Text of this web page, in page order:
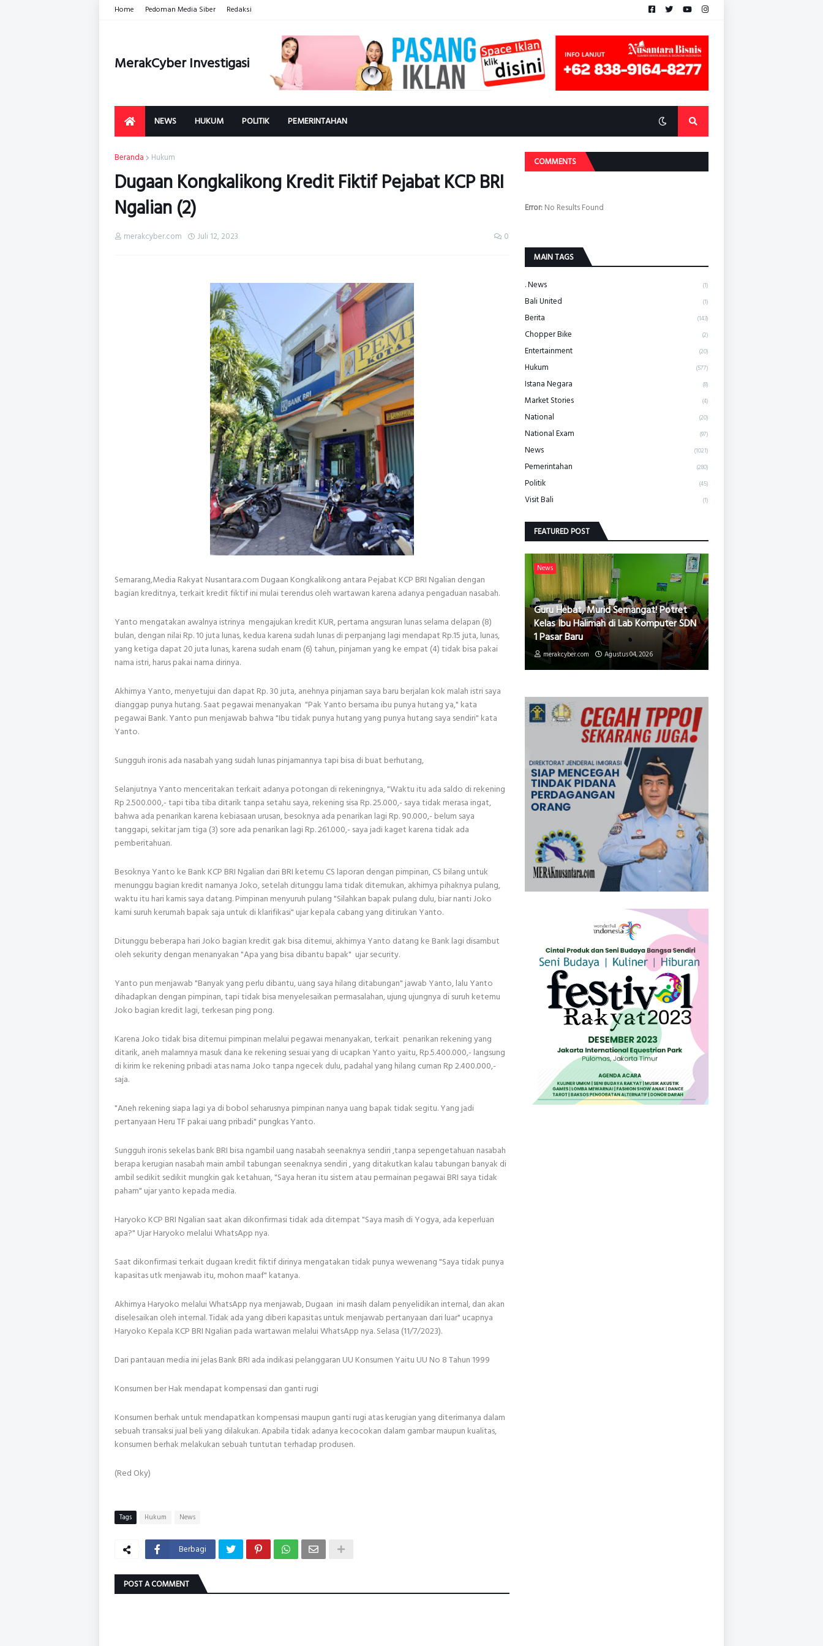
Home Pedoman Media Siber Redaksi
MerakCyber Investigasi
NEWS HUKUM POLITIK PEMERINTAHAN
Beranda Hukum
Dugaan Kongkalikong Kredit Fiktif Pejabat KCP BRI
Ngalian (2)
merakcyber.com Juli 12, 2023 0
Semarang,Media Rakyat Nusantara.com Dugaan Kongkalikong antara Pejabat KCP BRI Ngalian dengan
bagian kreditnya, terkait kredit fiktif ini mulai terendus oleh wartawan karena adanya pengaduan nasabah.
Yanto mengatakan awalnya istrinya mengajukan kredit KUR, pertama angsuran lunas selama delapan (8)
bulan, dengan nilai Rp. 10 juta lunas, kedua karena sudah lunas di perpanjang lagi mendapat Rp.15 juta, lunas,
yang ketiga dapat 20 juta lunas, karena sudah enam (6) tahun, pinjaman yang ke empat (4) tidak bisa pakai
nama istri, harus pakai nama dirinya.
Akhirnya Yanto, menyetujui dan dapat Rp. 30 juta, anehnya pinjaman saya baru berjalan kok malah istri saya
dianggap punya hutang. Saat pegawai menanyakan "Pak Yanto bersama ibu punya hutang ya," kata
pegawai Bank. Yanto pun menjawab bahwa "Ibu tidak punya hutang yang punya hutang saya sendiri" kata
Yanto.
Sungguh ironis ada nasabah yang sudah lunas pinjamannya tapi bisa di buat berhutang,
Selanjutnya Yanto menceritakan terkait adanya potongan di rekeningnya, "Waktu itu ada saldo di rekening
Rp 2.500.000,- tapi tiba tiba ditarik tanpa setahu saya, rekening sisa Rp. 25.000,- saya tidak merasa ingat,
bahwa ada penarikan karena kebiasaan urusan, besoknya ada penarikan lagi Rp. 90.000,- belum saya
tanggapi, sekitar jam tiga (3) sore ada penarikan lagi Rp. 261.000,- saya jadi kaget karena tidak ada
pemberitahuan.
Besoknya Yanto ke Bank KCP BRI Ngalian dari BRI ketemu CS laporan dengan pimpinan, CS bilang untuk
menunggu bagian kredit namanya Joko, setelah ditunggu lama tidak ditemukan, akhirnya pihaknya pulang,
waktu itu hari kamis saya datang. Pimpinan menyuruh pulang "Silahkan bapak pulang dulu, biar nanti Joko
kami suruh kerumah bapak saja untuk di klarifikasi" ujar kepala cabang yang ditirukan Yanto.
Ditunggu beberapa hari Joko bagian kredit gak bisa ditemui, akhirnya Yanto datang ke Bank lagi disambut
oleh sekurity dengan menanyakan "Apa yang bisa dibantu bapak" ujar security.
Yanto pun menjawab "Banyak yang perlu dibantu, uang saya hilang ditabungan" jawab Yanto, lalu Yanto
dihadapkan dengan pimpinan, tapi tidak bisa menyelesaikan permasalahan, ujung ujungnya di suruh ketemu
Joko bagian kredit lagi, terkesan ping pong.
Karena Joko tidak bisa ditemui pimpinan melalui pegawai menanyakan, terkait penarikan rekening yang
ditarik, aneh malamnya masuk dana ke rekening sesuai yang di ucapkan Yanto yaitu, Rp.5.400.000,- langsung
di kirim ke rekening pribadi atas nama Joko tanpa ngecek dulu, padahal yang hilang cuman Rp 2.400.000,-
saja.
"Aneh rekening siapa lagi ya di bobol seharusnya pimpinan nanya uang bapak tidak segitu. Yang jadi
pertanyaan Heru TF pakai uang pribadi" pungkas Yanto.
Sungguh ironis sekelas bank BRI bisa ngambil uang nasabah seenaknya sendiri ,tanpa sepengetahuan nasabah
berapa kerugian nasabah main ambil tabungan seenaknya sendiri , yang ditakutkan kalau tabungan banyak di
ambil sedikit sedikit mungkin gak ketahuan, "Saya heran itu sistem atau permainan pegawai BRI saya tidak
paham" ujar yanto kepada media.
Haryoko KCP BRI Ngalian saat akan dikonfirmasi tidak ada ditempat "Saya masih di Yogya, ada keperluan
apa?" Ujar Haryoko melalui WhatsApp nya.
Saat dikonfirmasi terkait dugaan kredit fiktif dirinya mengatakan tidak punya wewenang "Saya tidak punya
kapasitas utk menjawab itu, mohon maaf" katanya.
Akhirnya Haryoko melalui WhatsApp nya menjawab, Dugaan ini masih dalam penyelidikan internal, dan akan
diselesaikan oleh internal. Tidak ada yang diberi kapasitas untuk menjawab pertanyaan dari luar" ucapnya
Haryoko Kepala KCP BRI Ngalian pada wartawan melalui WhatsApp nya. Selasa (11/7/2023).
Dari pantauan media ini jelas Bank BRI ada indikasi pelanggaran UU Konsumen Yaitu UU No 8 Tahun 1999
Konsumen ber Hak mendapat kompensasi dan ganti rugi
Konsumen berhak untuk mendapatkan kompensasi maupun ganti rugi atas kerugian yang diterimanya dalam
sebuah transaksi jual beli yang dilakukan. Apabila tidak adanya kecocokan dalam gambar maupun kualitas,
konsumen berhak melakukan sebuah tuntutan terhadap produsen.
(Red Oky)
Tags Hukum News
Berbagi
POST A COMMENT
COMMENTS
Error:No Results Found
MAIN TAGS
. News (1)
Bali United (1)
Berita (143)
Chopper Bike (2)
Entertainment (20)
Hukum (577)
Istana Negara (8)
Market Stories (4)
National (20)
National Exam (97)
News (1021)
Pemerintahan (280)
Politik (45)
Visit Bali (1)
FEATURED POST
News
Guru Hebat, Murid Semangat! Potret
Kelas Ibu Halimah di Lab Komputer SDN
1 Pasar Baru
merakcyber.com Agustus 04, 2026